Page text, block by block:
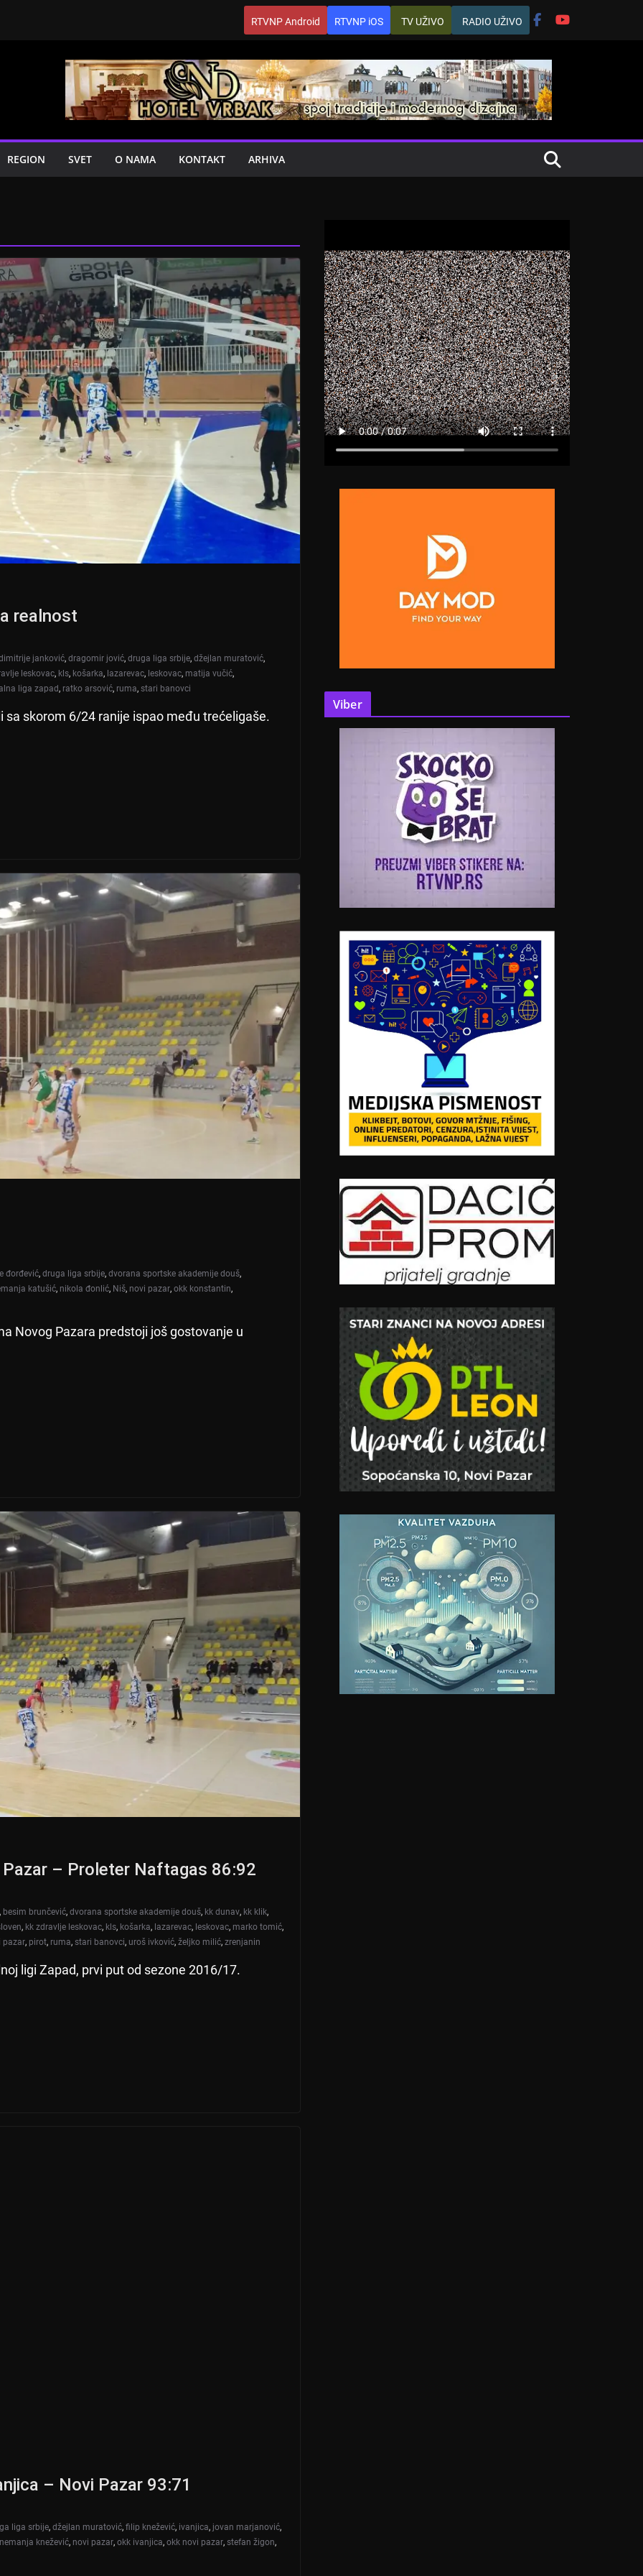
RTVNP Android RTVNP iOS TV UŽIVO RADIO UŽIVO
REGION SVET O NAMA KONTAKT ARHIVA
realnost
janković, dragomir jović, druga liga srbije, džejlan muratović,
leskovac, kls, košarka, lazarevac, leskovac, matija vučić,
liga zapad, ratko arsović, ruma, stari banovci
sa skorom 6/24 ranije ispao među trećeligaše.
đorđević, druga liga srbije, dvorana sportske akademije douš,
katušić, nikola đonlić, Niš, novi pazar, okk konstantin,
Novog Pazara predstoji još gostovanje u
– Proleter Naftagas 86:92
, besim brunčević, dvorana sportske akademije douš, kk dunav, kk klik,
, kk zdravlje leskovac, kls, košarka, lazarevac, leskovac, marko tomić,
pazar, pirot, ruma, stari banovci, uroš ivković, željko milić, zrenjanin
ligi Zapad, prvi put od sezone 2016/17.
– Novi Pazar 93:71
liga srbije, džejlan muratović, filip knežević, ivanjica, jovan marjanović,
nemanja knežević, novi pazar, okk ivanjica, okk novi pazar, stefan žigon,
Viber